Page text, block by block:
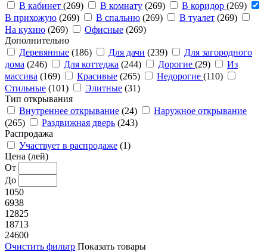
В кабинет (269) В комнату (269) В коридор (269)
В прихожую (269) В спальню (269) В туалет (269)
На кухню (269) Офисные (269)
Дополнительно
Деревянные (186) Для дачи (239)
Для загородного
дома (246) Для коттеджа (244) Дорогие (29)
Из
массива (169) Красивые (265) Недорогие (110)
Стильные (101) Элитные (31)
Тип открывания
Внутреннее открывание (24)
Наружное открывание
(265)
Раздвижная дверь (243)
Распродажа
Участвует в распродаже (1)
Цена (лей)
От
До
1050
6938
12825
18713
24600
Очистить фильтр Показать товары